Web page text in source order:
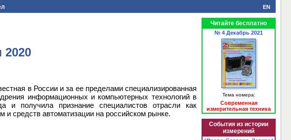
EN
2020
в России и за ее пределами специализированная
информационных и компьютерных технологий в
получила признание специалистов отрасли как
средств автоматизации на российском рынке.
Читайте бесплатно
№ 4 Декабрь 2021
Тема номера:
Современная
измерительная техника
События из истории
измерений